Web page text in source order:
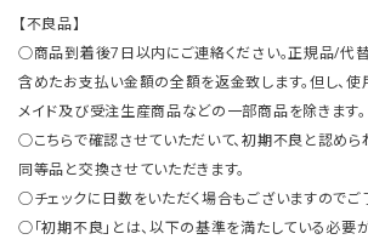
【不良品】
○商品到着後7日以内にご連絡ください。正規品/代
含めたお支払い金額の全額を返金致します。但し、
メイド及び受注生産商品などの一部商品を除きます。
○こちらで確認させていただいて、初期不良と認めら
同等品と交換させていただきます。
○チェックに日数をいただく場合もございますのでご
○「初期不良」とは、以下の基準を満たしている必要が